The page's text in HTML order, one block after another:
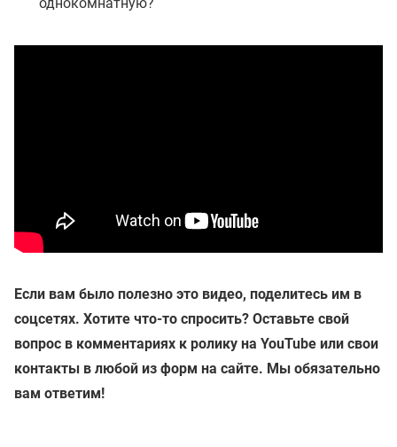
Если вам было полезно это видео, поделитесь им в
соцсетях. Хотите что-то спросить? Оставьте свой
вопрос в комментариях к ролику на YouTube или свои
контакты в любой из форм на сайте. Мы обязательно
вам ответим!